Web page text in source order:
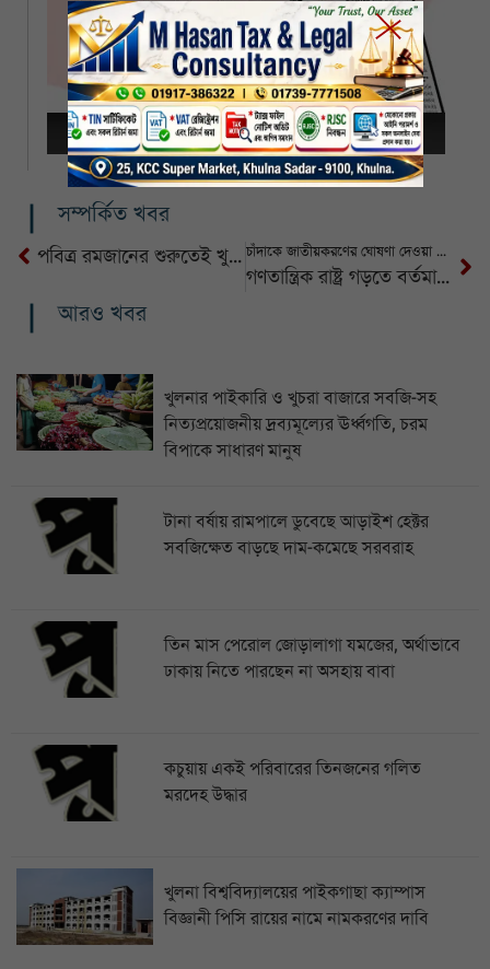
সম্পর্কিত খবর
পবিত্র রমজানের শুরুতেই খুলনায়নিত্যপ্রয়োজনীয় দ্রব্যের ঊর্ধ্বগতি চাঁদাকে জাতীয়করণের ঘোষণা দেওয়া হলো কি না, প্রশ্ন জামায়াত আমিরের
গণতান্ত্রিক রাষ্ট্র গড়তে বর্তমান সরকার প্রতিশ্রুতিবদ্ধ: প্রধানমন্ত্রী
আরও খবর
খুলনার পাইকারি ও খুচরা বাজারে সবজি-সহ
নিত্যপ্রয়োজনীয় দ্রব্যমূল্যের ঊর্ধ্বগতি, চরম
বিপাকে সাধারণ মানুষ
টানা বর্ষায় রামপালে ডুবেছে আড়াইশ হেক্টর
সবজিক্ষেত বাড়ছে দাম-কমেছে সরবরাহ
তিন মাস পেরোল জোড়ালাগা যমজের, অর্থাভাবে
ঢাকায় নিতে পারছেন না অসহায় বাবা
কচুয়ায় একই পরিবারের তিনজনের গলিত
মরদেহ উদ্ধার
খুলনা বিশ্ববিদ্যালয়ের পাইকগাছা ক্যাম্পাস
বিজ্ঞানী পিসি রায়ের নামে নামকরণের দাবি